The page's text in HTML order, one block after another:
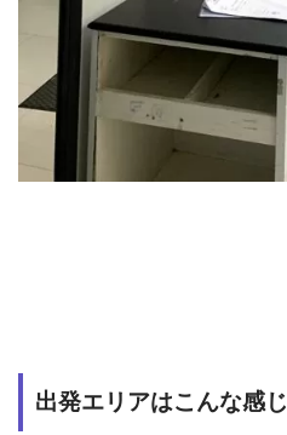
出発エリアはこんな感じ